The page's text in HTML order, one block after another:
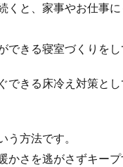
と、家事やお仕事
できる寝室づくりをし
きる床冷え対策とし
方法です。
さを逃がさずキープ